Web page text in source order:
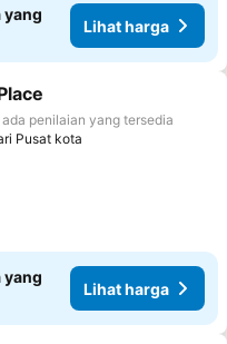
yang
Lihat harga
ke favorit
penilaian yang tersedia
Pusat kota
yang
Lihat harga